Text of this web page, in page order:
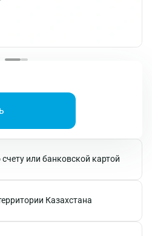
счету или банковской картой
Казахстана